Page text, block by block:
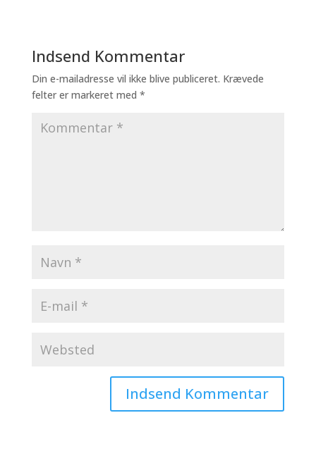
Indsend Kommentar
Din e-mailadresse vil ikke blive publiceret. Krævede
felter er markeret med *